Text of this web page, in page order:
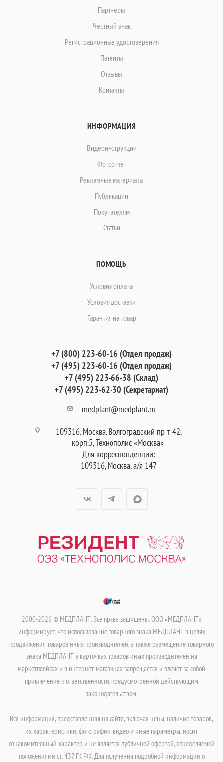
Партнеры
Честный знак
Регистрационные удостоверения
Патенты
Отзывы
Контакты
ИНФОРМАЦИЯ
Видеоинструкции
Фотоотчет
Рекламные материалы
Публикации
Покупателям
Статьи
ПОМОЩЬ
Условия оплаты
Условия доставки
Гарантия на товар
+7 (800) 223-60-16 (Отдел продаж)
+7 (495) 223-60-16 (Отдел продаж)
+7 (495) 223-66-38 (Склад)
+7 (495) 223-62-30 (Секретариат)
medplant@medplant.ru
109316, Москва, Волгоградский пр-т 42,
корп.5, Технополис «Москва»
Для корреспонденции:
109316, Москва, а/я 147
2000-2026 © МЕДПЛАНТ. Все права защищены. ООО «МЕДПЛАНТ»
информирует, что использование товарного знака МЕДПЛАНТ в целях
продвижения товаров иных производителей, а также размещение товарного
знака МЕДПЛАНТ в карточках товаров иных производителей на
маркетплейсах и в интернет-магазинах запрещается и влечет за собой
привлечение к ответственности, предусмотренной действующим
законодательством.
Вся информация, представленная на сайте, включая цены, наличие товаров,
их характеристики, фотографии, видео и иные параметры, носит
ознакомительный характер и не является публичной офертой, определяемой
положениями ст. 437 ГК РФ. Для получения подробной информации о